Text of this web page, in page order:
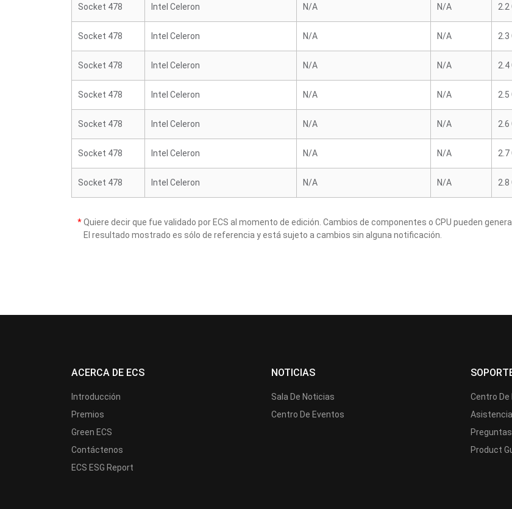
Socket 478 Intel Celeron N/A N/A 2.2
Socket 478 Intel Celeron N/A N/A 2.3
Socket 478 Intel Celeron N/A N/A 2.4
Socket 478 Intel Celeron N/A N/A 2.5
Socket 478 Intel Celeron N/A N/A 2.6
Socket 478 Intel Celeron N/A N/A 2.7
Socket 478 Intel Celeron N/A N/A 2.8
*Quiere decir que fue validado por ECS al momento de edición. Cambios de componentes o CPU pueden
El resultado mostrado es sólo de referencia y está sujeto a cambios sin alguna notificación.
ACERCA DE ECS
Introducción
Premios
Green ECS
Contáctenos
ECS ESG Report
NOTICIAS
Sala De Noticias
Centro De Eventos
Centro
Product